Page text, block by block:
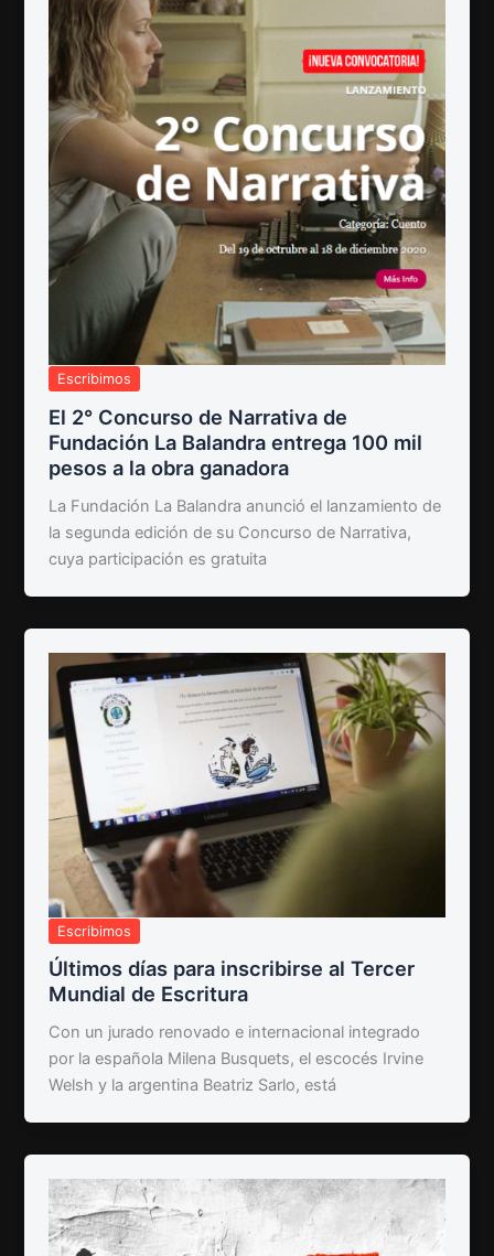
Escribimos
El 2° Concurso de Narrativa de
Fundación La Balandra entrega 100 mil
pesos a la obra ganadora
La Fundación La Balandra anunció el lanzamiento de
la segunda edición de su Concurso de Narrativa,
cuya participación es gratuita
Escribimos
Últimos días para inscribirse al Tercer
Mundial de Escritura
Con un jurado renovado e internacional integrado
por la española Milena Busquets, el escocés Irvine
Welsh y la argentina Beatriz Sarlo, está